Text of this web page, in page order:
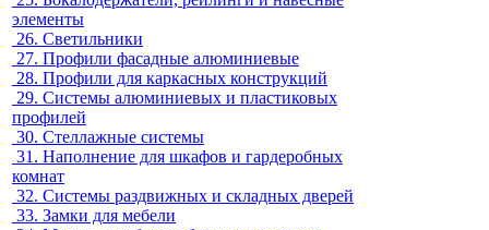
элементы
26. Светильники
27. Профили фасадные алюминиевые
28. Профили для каркасных конструкций
29. Системы алюминиевых и пластиковых
профилей
30. Стеллажные системы
31. Наполнение для шкафов и гардеробных
комнат
32. Системы раздвижных и складных дверей
33. Замки для мебели